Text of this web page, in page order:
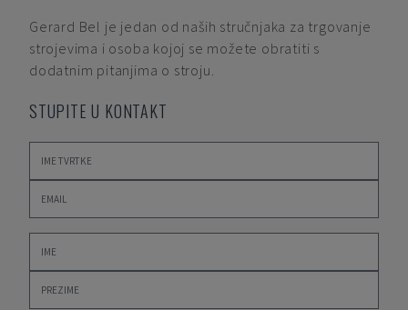
Gerard Bel je jedan od naših stručnjaka za trgovanje
strojevima i osoba kojoj se možete obratiti s
dodatnim pitanjima o stroju.
STUPITE U KONTAKT